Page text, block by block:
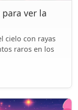
ver la
cielo con rayas
raros en los